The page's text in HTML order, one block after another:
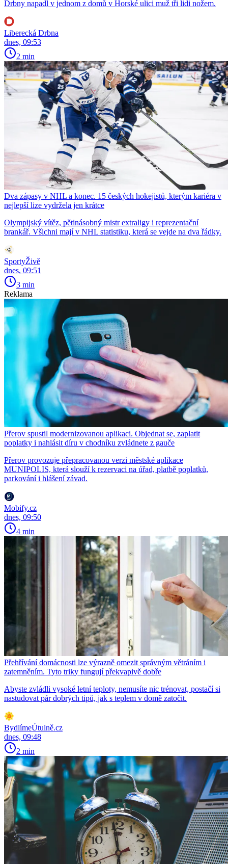
Drbny napadl v jednom z domů v Horské ulici muž tři lidi nožem.
Liberecká Drbna
dnes, 09:53
2 min
Dva zápasy v NHL a konec. 15 českých hokejistů, kterým kariéra v
nejlepší lize vydržela jen krátce
Olympijský vítěz, pětinásobný mistr extraligy i reprezentační
brankář. Všichni mají v NHL statistiku, která se vejde na dva řádky.
SportyŽivě
dnes, 09:51
3 min
Reklama
Přerov spustil modernizovanou aplikaci. Objednat se, zaplatit
poplatky i nahlásit díru v chodníku zvládnete z gauče
Přerov provozuje přepracovanou verzi městské aplikace
MUNIPOLIS, která slouží k rezervaci na úřad, platbě poplatků,
parkování i hlášení závad.
Mobify.cz
dnes, 09:50
4 min
Přehřívání domácnosti lze výrazně omezit správným větráním i
zatemněním. Tyto triky fungují překvapivě dobře
Abyste zvládli vysoké letní teploty, nemusíte nic trénovat, postačí si
nastudovat pár dobrých tipů, jak s teplem v domě zatočit.
BydlímeÚtulně.cz
dnes, 09:48
2 min